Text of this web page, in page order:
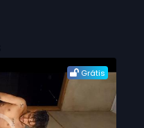
Grátis